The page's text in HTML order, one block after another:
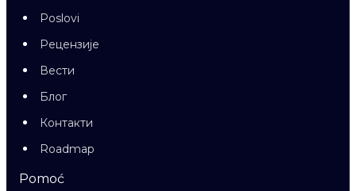
Poslovi
Рецензије
Вести
Блог
Контакти
Roadmap
Pomoć